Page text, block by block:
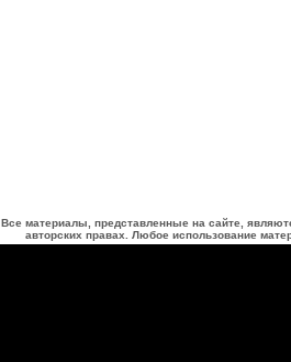
Все материалы, представленные на сайте,
авторских правах. Любое использование